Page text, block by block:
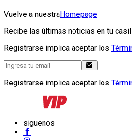
Vuelve a nuestraHomepage
Recibe las últimas noticias en tu
Registrarse implica aceptar los
Registrarse implica aceptar los
síguenos